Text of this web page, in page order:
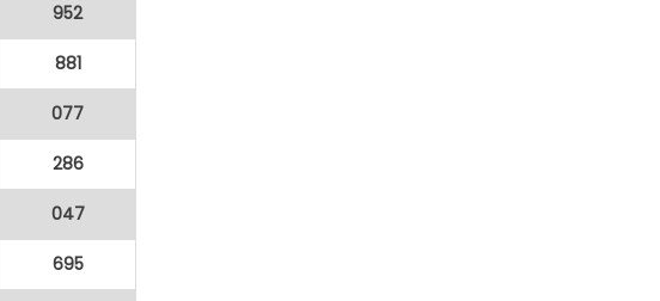
952
881
077
286
047
695